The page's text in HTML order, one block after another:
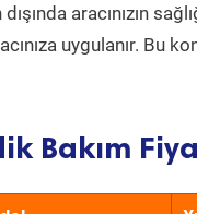
aracınızın
uygulanır. Bu
Bakım